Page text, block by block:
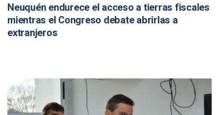
Neuquén endurece el acceso a tierras fiscales
mientras el Congreso debate abrirlas a
extranjeros